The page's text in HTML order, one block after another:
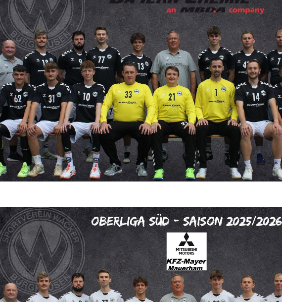
Sportangebote
Sportsuche
Abteilungen
VitaSport
Kindersportschule
Mitglieder-
Deine
Downloads
Weiteres